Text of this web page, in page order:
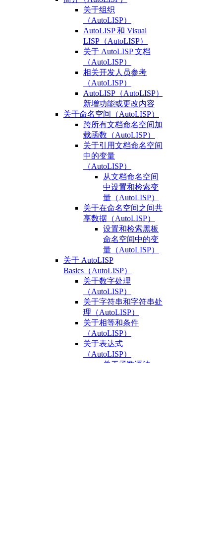
关于组织
（AutoLISP）
AutoLISP 和 Visual
LISP（AutoLISP）
关于 AutoLISP 文档
（AutoLISP）
相关开发人员参考
（AutoLISP）
AutoLISP（AutoLISP）
新增功能或更改内容
关于命名空间（AutoLISP）
跨所有文档命名空间加
载函数（AutoLISP）
关于引用文档命名空间
中的变量
（AutoLISP）
从文档命名空间
中设置和检索变
量（AutoLISP）
关于在命名空间之间共
享数据（AutoLISP）
设置和检索黑板
命名空间中的变
量（AutoLISP）
关于 AutoLISP
Basics（AutoLISP）
关于数字处理
（AutoLISP）
关于字符串和字符串处
理（AutoLISP）
关于相等和条件
（AutoLISP）
关于表达式
（AutoLISP）
关于函数语法